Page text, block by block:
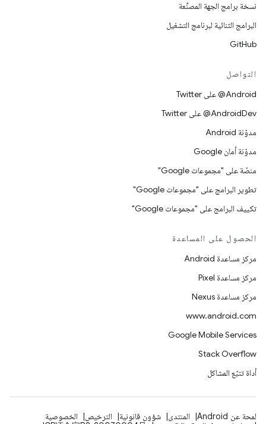
نسخة برامج الجهة المصنِّعة
البرامج الثنائية لبرنامج التشغيل
GitHub
التواصل
‎@Android على Twitter
‎@AndroidDev على Twitter
مدوّنة Android
مدوّنة أمان Google
منصّة على "مجموعات Google"
تطوير البرامج على "مجموعات Google"
تكييف البرامج على "مجموعات Google"
الحصول على المساعدة
مركز مساعدة Android
مركز مساعدة Pixel
مركز مساعدة Nexus
www.android.com
Google Mobile Services
Stack Overflow
أداة تتبّع المشاكل
لمحة عن Android المنتدى شؤون قانونية الترخيص
الخصوصية